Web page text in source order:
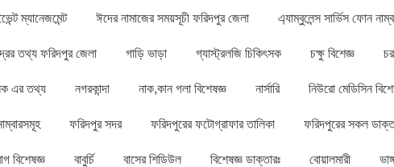
ম্যানেজমেন্ট ঈদের নামাজের সময়সূচী ফরিদপুর জেলা এ্যাম্বুলেন্স সার্ভিস ফোন
তথ্য ফরিদপুর জেলা গাড়ি ভাড়া গ্যাস্ট্রলজি চিকিৎসক চক্ষু বিশেজ্ঞ
এর তথ্য নগরকান্দা নাক,কান গলা বিশেষজ্ঞ নার্সারি নিউরো মেডিসিন
ফরিদপুর সদর ফরিদপুরের ফটোগ্রাফার তালিকা ফরিদপুরের সকল
বিশেষজ্ঞ বাবুর্চি বাসের শিডিউল বিশেষজ্ঞ ডাক্তারঃ বোয়ালমারী